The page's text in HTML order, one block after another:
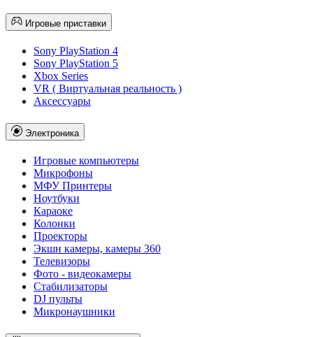
Игровые приставки
Sony PlayStation 4
Sony PlayStation 5
Xbox Series
VR ( Виртуальная реальность )
Аксессуары
Электроника
Игровые компьютеры
Микрофоны
МФУ Принтеры
Ноутбуки
Караоке
Колонки
Проекторы
Экшн камеры, камеры 360
Телевизоры
Фото - видеокамеры
Стабилизаторы
DJ пульты
Микронаушники